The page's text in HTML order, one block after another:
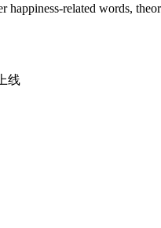
related words,
线